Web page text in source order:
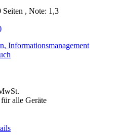
Seiten , Note: 1,3
Informationsmanagement
alle Geräte